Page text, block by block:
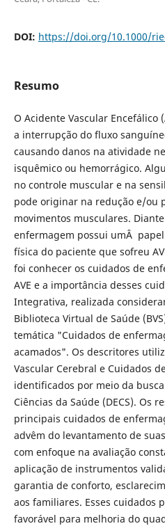
DOI: https://doi.org/10.1000/
Resumo
O Acidente Vascular Encefálico
a interrupção do fluxo
causando danos na atividade
isquêmico ou hemorrágico.
no controle muscular e na
pode originar na redução e/ou
movimentos musculares.
enfermagem possui umÂ
física do paciente que sofreu
foi conhecer os cuidados de
AVE e a importância desses
Integrativa, realizada
Biblioteca Virtual de Saúde
temática "Cuidados de
acamados". Os descritores
Vascular Cerebral e Cuidados
identificados por meio da
Ciências da Saúde (DECS). Os
principais cuidados de
advêm do levantamento de
com enfoque na avaliação
aplicação de instrumentos
garantia de conforto,
aos familiares. Esses cuidados
favorável para melhoria do